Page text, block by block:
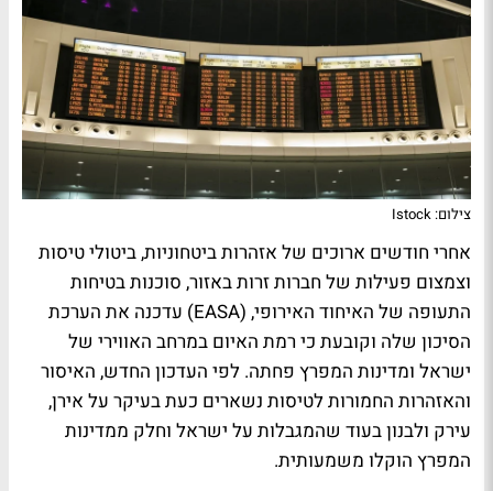
צילום: Istock
אחרי חודשים ארוכים של אזהרות ביטחוניות, ביטולי טיסות
וצמצום פעילות של חברות זרות באזור, סוכנות בטיחות
התעופה של האיחוד האירופי, (EASA) עדכנה את הערכת
הסיכון שלה וקובעת כי רמת האיום במרחב האווירי של
ישראל ומדינות המפרץ פחתה. לפי העדכון החדש, האיסור
והאזהרות החמורות לטיסות נשארים כעת בעיקר על אירן,
עירק ולבנון בעוד שהמגבלות על ישראל וחלק ממדינות
המפרץ הוקלו משמעותית.